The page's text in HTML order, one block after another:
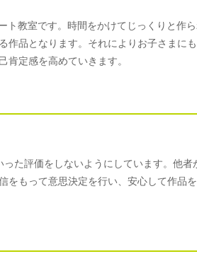
ト教室です。時間をかけてじっくりと作
作品となります。それによりお子さまに
定感を高めていきます。
た評価をしないようにしています。他者
もって意思決定を行い、安心して作品